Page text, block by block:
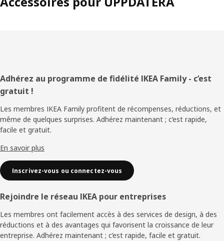
Pied
de
page
Adhérez au programme de fidélité IKEA Family - c’est
gratuit !
Les membres IKEA Family profitent de récompenses, réductions, et
même de quelques surprises. Adhérez maintenant ; c’est rapide,
facile et gratuit.
En savoir plus
Inscrivez-vous ou connectez-vous
Rejoindre le réseau IKEA pour entreprises
Les membres ont facilement accès à des services de design, à des
réductions et à des avantages qui favorisent la croissance de leur
entreprise. Adhérez maintenant ; c’est rapide, facile et gratuit.